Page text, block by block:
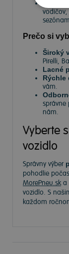
Prečo si
Široký
Pirelli,
Lacné
Rýchle
vám.
správne
nám.
Vyberte
vozidlo
Správny výber
pohodlie
MorePneu.ska
vozidlo. S
každom